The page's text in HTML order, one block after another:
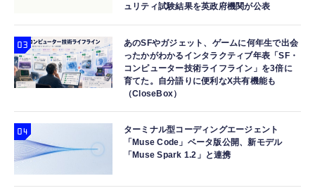
ュリティ試験結果を英政府機関が公表
あのSFやガジェット、ゲームに何年生で出会
ったかがわかるインタラクティブ年表「SF・
コンピューター技術ライフライン」を3倍に
育てた。自分語りに便利なX共有機能も
（CloseBox）
ターミナル型コーディングエージェント
「Muse Code」ベータ版公開、新モデル
「Muse Spark 1.2」と連携